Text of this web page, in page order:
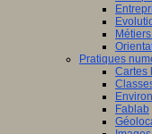
Pratiques
Cartes
Fablab